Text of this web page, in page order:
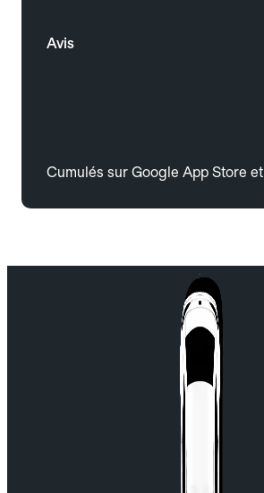
Avis
Cumulés sur Google App Store